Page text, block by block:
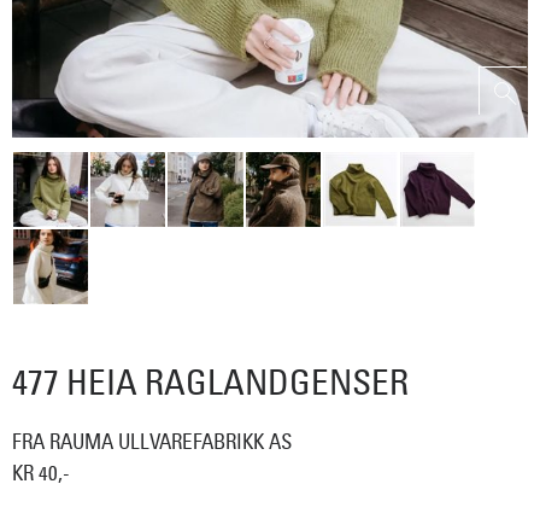
477 HEIA RAGLANDGENSER
FRA RAUMA ULLVAREFABRIKK AS
KR 40,-